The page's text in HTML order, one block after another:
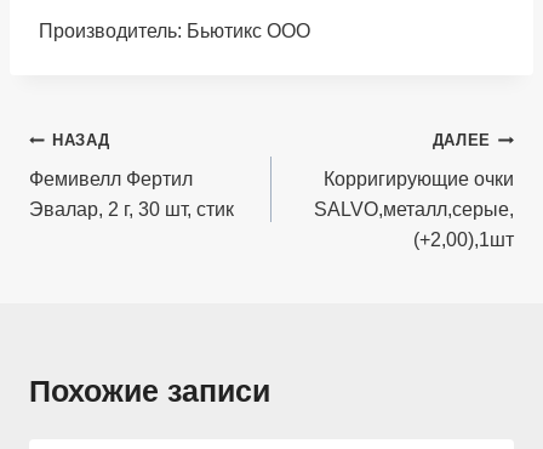
Производитель: Бьютикс ООО
Навигация
по
записям
НАЗАД
Фемивелл Фертил
Эвалар, 2 г, 30 шт, стик
ДАЛЕЕ
Корригирующие очки
SALVO,металл,серые,
(+2,00),1шт
Похожие записи